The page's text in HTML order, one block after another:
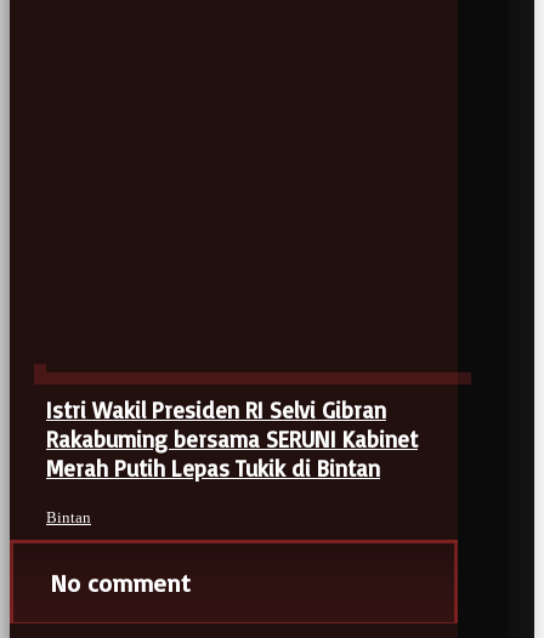
Istri Wakil Presiden RI Selvi Gibran
Rakabuming bersama SERUNI Kabinet
Merah Putih Lepas Tukik di Bintan
Bintan
No comment